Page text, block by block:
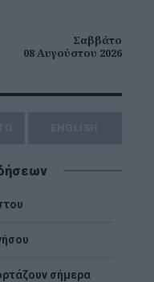
Σαββάτο
08 Αυγούστου 2026
σήμερα